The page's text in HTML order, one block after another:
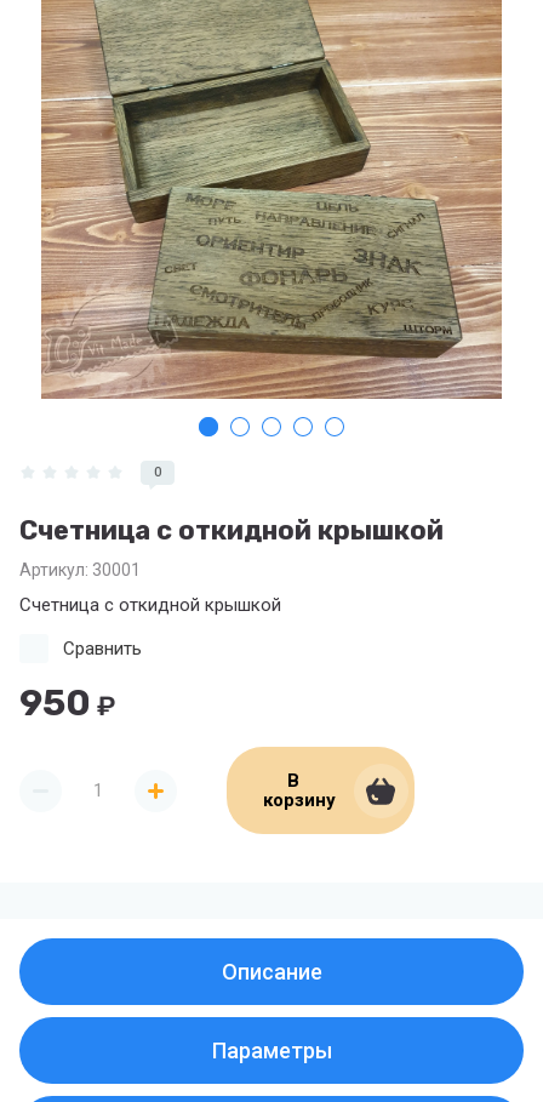
0
Счетница с откидной крышкой
Артикул: 30001
Счетница с откидной крышкой
950 ₽
Сравнить
В
корзину
Описание
Параметры